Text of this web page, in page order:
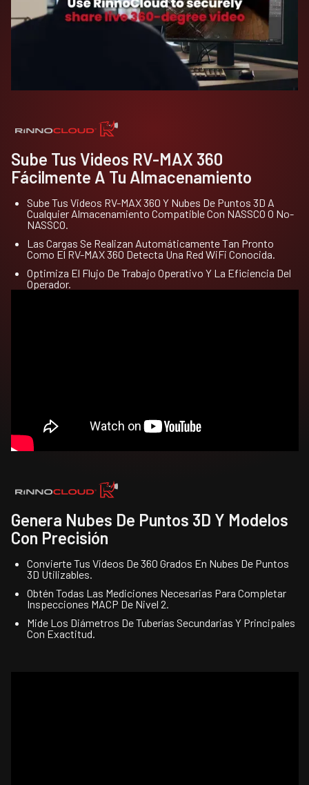
Sube Tus Videos RV-MAX 360
Fácilmente A Tu Almacenamiento
Sube Tus Videos RV-MAX 360 Y Nubes De Puntos 3D A
Cualquier Almacenamiento Compatible Con NASSCO O No-
NASSCO.
Las Cargas Se Realizan Automáticamente Tan Pronto
Como El RV-MAX 360 Detecta Una Red WiFi Conocida.
Optimiza El Flujo De Trabajo Operativo Y La Eficiencia Del
Operador.
Genera Nubes De Puntos 3D Y Modelos
Con Precisión
Convierte Tus Videos De 360 Grados En Nubes De Puntos
3D Utilizables.
Obtén Todas Las Mediciones Necesarias Para Completar
Inspecciones MACP De Nivel 2.
Mide Los Diámetros De Tuberías Secundarias Y Principales
Con Exactitud.